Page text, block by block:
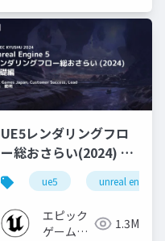
ue-lumen
UE5レンダリングフロ
ー総おさらい(2024) 基
礎編！
[CEDEC+KYUSHU
2024]
ue5 unreal engine
エピック
ゲームズ
1.3M